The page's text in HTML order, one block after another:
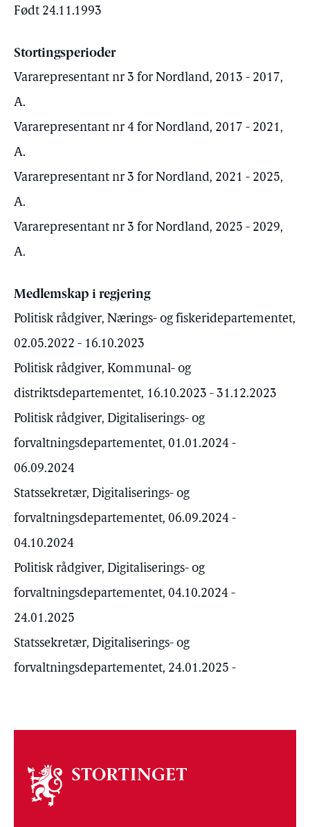
Født 24.11.1993
Stortingsperioder
Vararepresentant nr 3 for Nordland, 2013 - 2017,
A.
Vararepresentant nr 4 for Nordland, 2017 - 2021,
A.
Vararepresentant nr 3 for Nordland, 2021 - 2025,
A.
Vararepresentant nr 3 for Nordland, 2025 - 2029,
A.
Medlemskap i regjering
Politisk rådgiver, Nærings- og fiskeridepartementet,
02.05.2022 - 16.10.2023
Politisk rådgiver, Kommunal- og
distriktsdepartementet, 16.10.2023 - 31.12.2023
Politisk rådgiver, Digitaliserings- og
forvaltningsdepartementet, 01.01.2024 -
06.09.2024
Statssekretær, Digitaliserings- og
forvaltningsdepartementet, 06.09.2024 -
04.10.2024
Politisk rådgiver, Digitaliserings- og
forvaltningsdepartementet, 04.10.2024 -
24.01.2025
Statssekretær, Digitaliserings- og
forvaltningsdepartementet, 24.01.2025 -
Om
stortinget